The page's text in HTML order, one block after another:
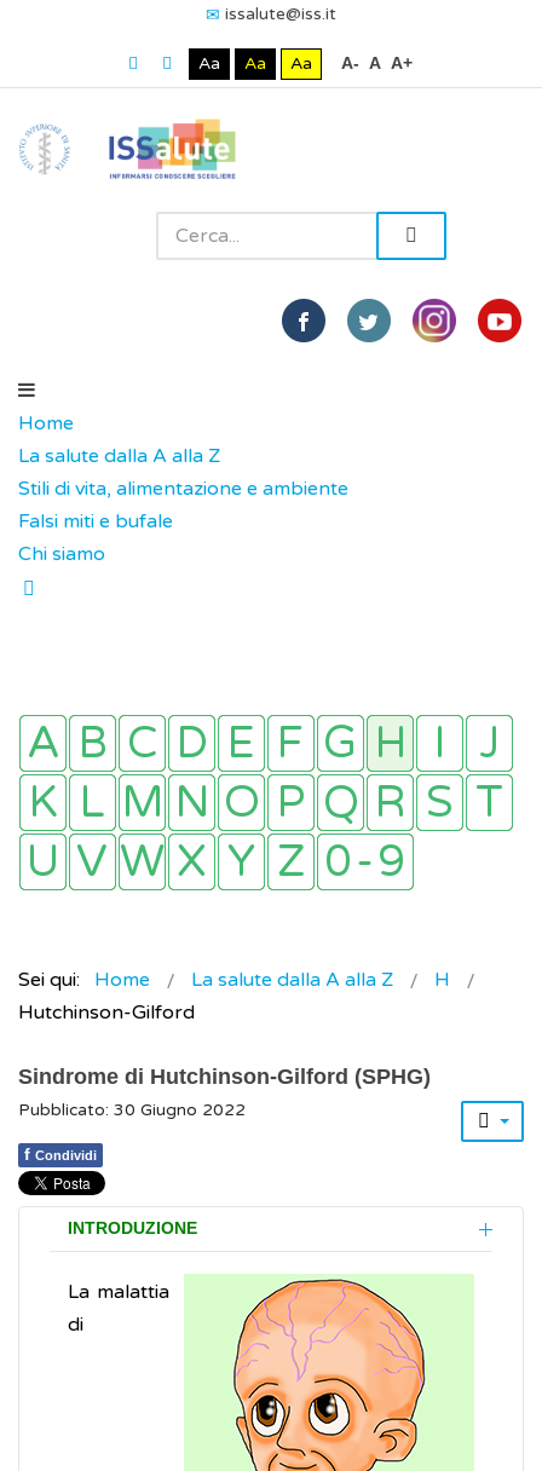
issalute@iss.it
Aa Aa Aa A- A A+
Home
La salute dalla A alla Z
Stili di vita, alimentazione e ambiente
Falsi miti e bufale
Chi siamo
Sei qui: Home La salute dalla A alla Z
H
Hutchinson-Gilford
Sindrome di Hutchinson-Gilford (SPHG)
Pubblicato: 30 Giugno 2022
f Condividi
INTRODUZIONE
La malattia
di